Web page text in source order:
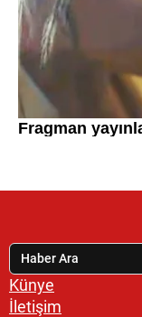
Künye
İletişim